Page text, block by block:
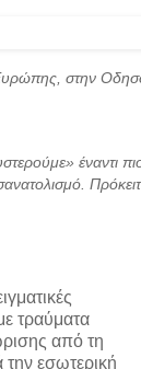
στην
έναντι
τραύματα
από τη
εσωτερική